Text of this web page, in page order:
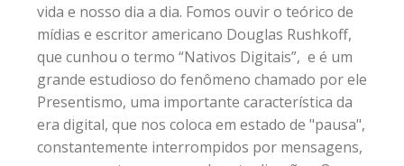
vida e nosso dia a dia. Fomos ouvir o teórico de
mídias e escritor americano Douglas Rushkoff,
que cunhou o termo “Nativos Digitais”, e é um
grande estudioso do fenômeno chamado por ele
Presentismo, uma importante característica da
era digital, que nos coloca em estado de "pausa",
constantemente interrompidos por mensagens,